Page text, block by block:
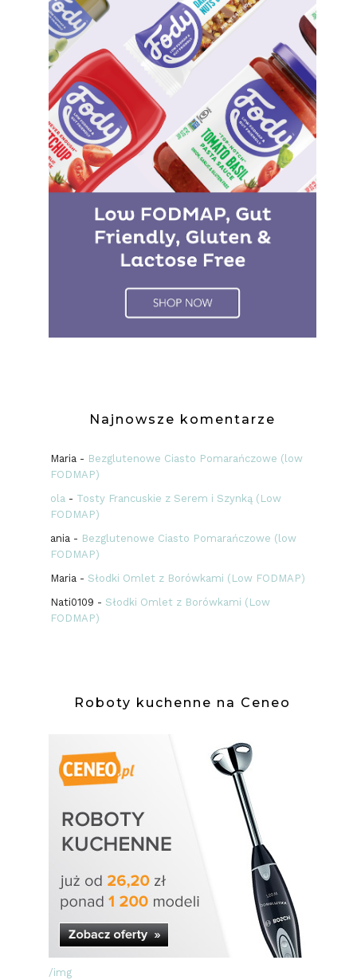
Najnowsze komentarze
Maria- Bezglutenowe Ciasto Pomarańczowe (low
FODMAP)
ola- Tosty Francuskie z Serem i Szynką (Low
FODMAP)
ania- Bezglutenowe Ciasto Pomarańczowe (low
FODMAP)
Maria- Słodki Omlet z Borówkami (Low FODMAP)
Nati0109 - Słodki Omlet z Borówkami (Low
FODMAP)
Roboty kuchenne na Ceneo
/img